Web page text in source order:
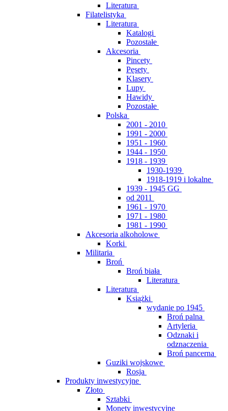
Literatura
Filatelistyka
Literatura
Katalogi
Pozostałe
Akcesoria
Pincety
Pęsety
Klasery
Lupy
Hawidy
Pozostałe
Polska
2001 - 2010
1991 - 2000
1951 - 1960
1944 - 1950
1918 - 1939
1930-1939
1918-1919 i lokalne
1939 - 1945 GG
od 2011
1961 - 1970
1971 - 1980
1981 - 1990
Akcesoria alkoholowe
Korki
Militaria
Broń
Broń biała
Literatura
Literatura
Książki
wydanie po 1945
Broń palna
Artyleria
Odznaki i
odznaczenia
Broń pancerna
Guziki wojskowe
Rosja
Produkty inwestycyjne
Złoto
Sztabki
Monety inwestycyjne